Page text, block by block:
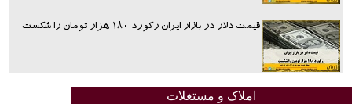
قیمت دلار در بازار ایران رکورد ۱۸۰ هزار تومان را شکست
املاک و مستغلات